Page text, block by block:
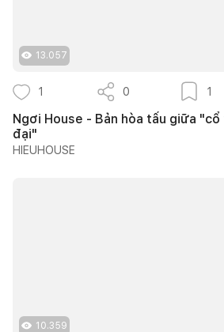
13.057
1 0 1
Ngơi House - Bản hòa tấu giữa
đại"
HIEUHOUSE
10.359